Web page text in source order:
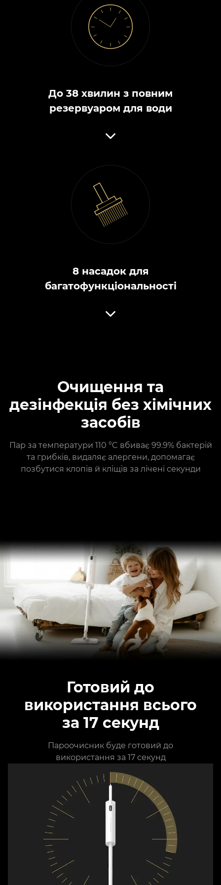
До 38 хвилин з повним
резервуаром для води
8 насадок для
багатофункціональності
Очищення та
дезінфекція без хімічних
засобів
Пар за температури 110 °C вбиває 99.9% бактерій
та грибків, видаляє алергени, допомагає
позбутися клопів й кліщів за лічені секунди
Готовий до
використання всього
за 17 секунд
Пароочисник буде готовий до
використання за 17 секунд